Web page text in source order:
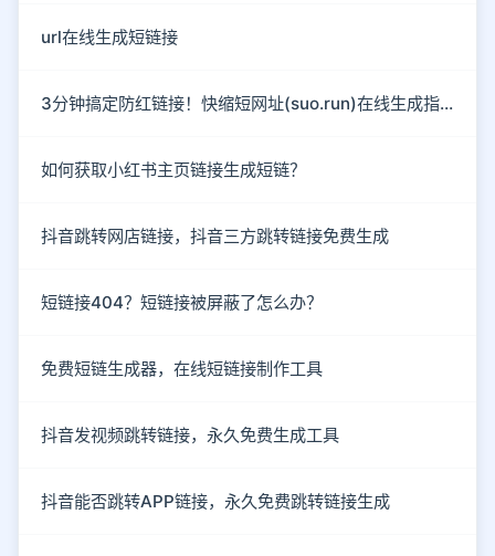
url在线生成短链接
3分钟搞定防红链接！快缩短网址(suo.run)在线生成指南
如何获取小红书主页链接生成短链？
抖音跳转网店链接，抖音三方跳转链接免费生成
短链接404？短链接被屏蔽了怎么办？
免费短链生成器，在线短链接制作工具
抖音发视频跳转链接，永久免费生成工具
抖音能否跳转APP链接，永久免费跳转链接生成